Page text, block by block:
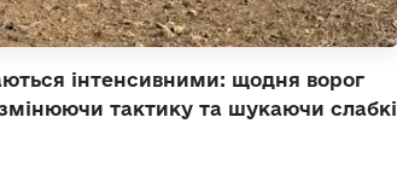
інтенсивними: щодня ворог
тактику та шукаючи слабкі